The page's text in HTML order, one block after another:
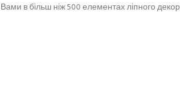
в більш ніж 500 елементах ліпного